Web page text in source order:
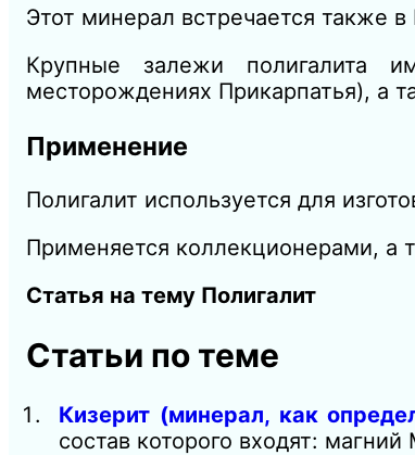
Этот минерал встречается также
Крупные залежи полигалита
месторождениях Прикарпатья), а
Применение
Полигалит используется для
Применяется коллекционерами, а
Статья на тему Полигалит
Статьи по теме
Кизерит (минерал, как
состав которого входят: